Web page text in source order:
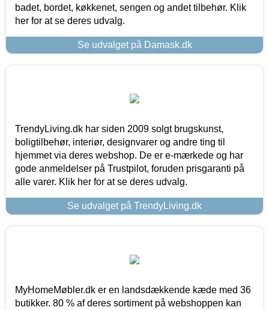
badet, bordet, køkkenet, sengen og andet tilbehør. Klik
her for at se deres udvalg.
Se udvalget på Damask.dk
TrendyLiving.dk har siden 2009 solgt brugskunst,
boligtilbehør, interiør, designvarer og andre ting til
hjemmet via deres webshop. De er e-mærkede og har
gode anmeldelser på Trustpilot, foruden prisgaranti på
alle varer. Klik her for at se deres udvalg.
Se udvalget på TrendyLiving.dk
MyHomeMøbler.dk er en landsdækkende kæde med 36
butikker. 80 % af deres sortiment på webshoppen kan